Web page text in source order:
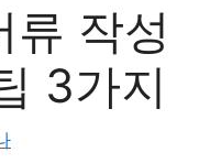
류 작성
3가지